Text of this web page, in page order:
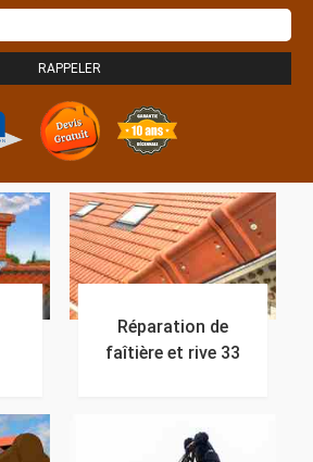
Réparation de
faîtière et rive 33